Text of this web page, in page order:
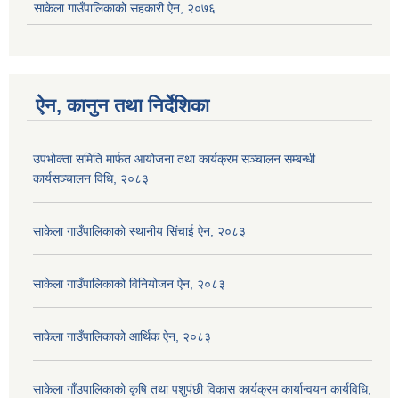
साकेला गाउँपालिकाको सहकारी ऐन, २०७६
ऐन, कानुन तथा निर्देशिका
उपभोक्ता समिति मार्फत आयोजना तथा कार्यक्रम सञ्चालन सम्बन्धी
कार्यसञ्चालन विधि, २०८३
साकेला गाउँपालिकाको स्थानीय सिंचाई ऐन, २०८३
साकेला गाउँपालिकाको विनियोजन ऐन, २०८३
साकेला गाउँपालिकाको आर्थिक ऐन, २०८३
साकेला गाँउपालिकाको कृषि तथा पशुपंछी विकास कार्यक्रम कार्यान्वयन कार्यविधि,